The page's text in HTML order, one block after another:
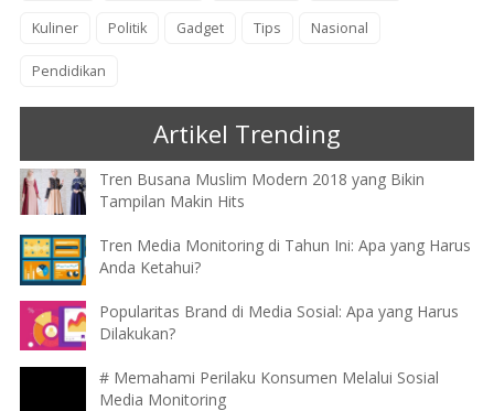
Kuliner Politik Gadget Tips Nasional
Pendidikan
Artikel Trending
Tren Busana Muslim Modern 2018 yang Bikin
Tampilan Makin Hits
Tren Media Monitoring di Tahun Ini: Apa yang Harus
Anda Ketahui?
Popularitas Brand di Media Sosial: Apa yang Harus
Dilakukan?
# Memahami Perilaku Konsumen Melalui Sosial
Media Monitoring